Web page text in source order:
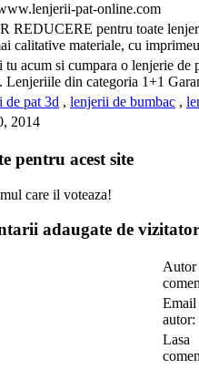
pat-online.com
REDUCERE pentru toate
calitative materiale, cu
tu acum si cumpara o lenjerie de
Lenjeriile din categoria 1+1
de pat 3d , lenjerii de bumbac ,
2014
pentru acest site
care il voteaza!
adaugate de
Autor
Email
autor:
Lasa